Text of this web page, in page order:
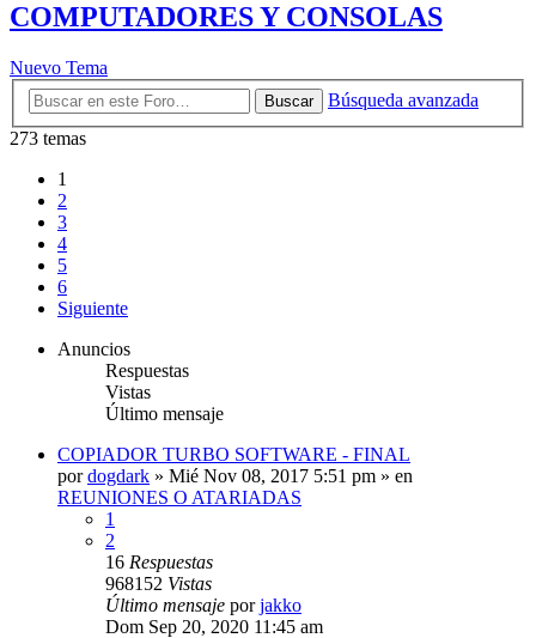
COMPUTADORES Y CONSOLAS
Nuevo Tema
Buscar
Búsqueda avanzada
273 temas
1
2
3
4
5
6
Siguiente
Anuncios
Respuestas
Vistas
Último mensaje
COPIADOR TURBO SOFTWARE - FINAL
pordogdark » Mié Nov 08, 2017 5:51 pm » en
REUNIONES O ATARIADAS
1
2
16 Respuestas
968152 Vistas
Último mensaje porjakko
Dom Sep 20, 2020 11:45 am